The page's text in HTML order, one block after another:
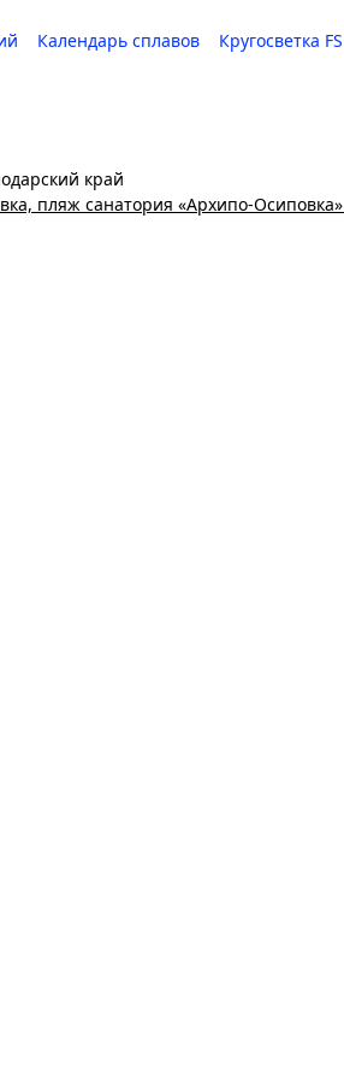
Календарь сплавов Кругосветка FS
край
пляж санатория «Архипо-Осиповка»